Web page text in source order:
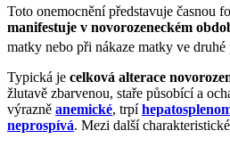
Toto onemocnění představuje časnou
manifestuje v novorozeneckém
matky nebo při nákaze matky ve
Typická je celková alterace
žlutavě zbarvenou, staře působící a
výrazně anemické, trpí
neprospívá. Mezi další